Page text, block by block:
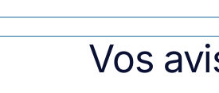
Vos